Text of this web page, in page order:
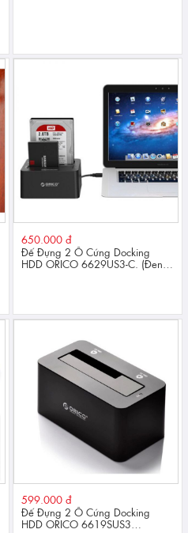
650.000 đ
Đế Đựng 2 Ổ Cứng Docking
HDD ORICO 6629US3-C. (Đen)
599.000 đ
Đế Đựng 2 Ổ Cứng Docking
HDD ORICO 6619SUS3